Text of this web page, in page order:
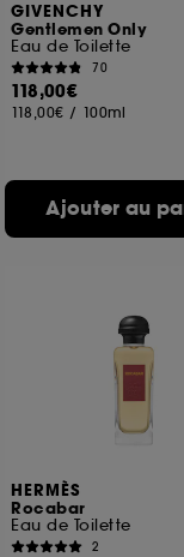
GIVENCHY
Gentlemen Only
Eau de Toilette
70
118,00€
118,00€ / 100ml
Ajouter au
HERMÈS
Rocabar
Eau de Toilette
2